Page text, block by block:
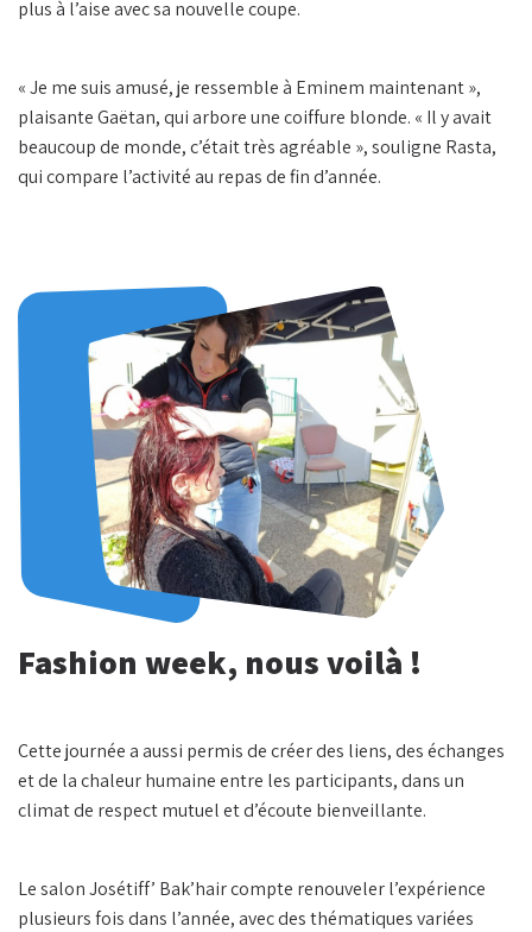
plus à l’aise avec sa nouvelle coupe.
« Je me suis amusé, je ressemble à Eminem maintenant »,
plaisante Gaëtan, qui arbore une coiffure blonde. « Il y avait
beaucoup de monde, c’était très agréable », souligne Rasta,
qui compare l’activité au repas de fin d’année.
Fashion week, nous voilà !
Cette journée a aussi permis de créer des liens, des échanges
et de la chaleur humaine entre les participants, dans un
climat de respect mutuel et d’écoute bienveillante.
Le salon Josétiff’ Bak’hair compte renouveler l’expérience
plusieurs fois dans l’année, avec des thématiques variées